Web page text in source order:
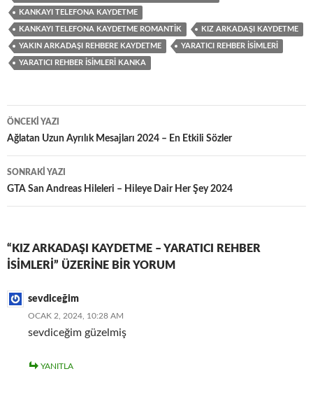
KANKAYI TELEFONA KAYDETME
KANKAYI TELEFONA KAYDETME ROMANTIK KIZ ARKADAŞI KAYDETME
YAKIN ARKADAŞI REHBERE KAYDETME YARATICI REHBER İSIMLERI
YARATICI REHBER İSIMLERI KANKA
Yazı
dolaşımı
ÖNCEKI YAZI
Ağlatan Uzun Ayrılık Mesajları 2024 – En Etkili Sözler
SONRAKI YAZI
GTA San Andreas Hileleri – Hileye Dair Her Şey 2024
“KIZ ARKADAŞI KAYDETME – YARATICI REHBER
İSIMLERI” ÜZERINE BIR YORUM
sevdiceğim
OCAK 2, 2024, 10:28 AM
sevdiceğim güzelmiş
YANITLA